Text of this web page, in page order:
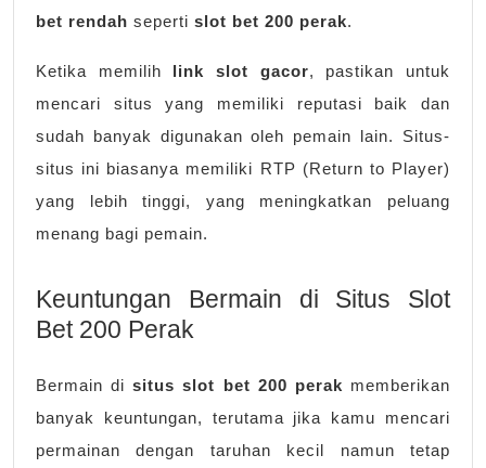
bet rendah seperti slot bet 200 perak.
Ketika memilih link slot gacor, pastikan untuk
mencari situs yang memiliki reputasi baik dan
sudah banyak digunakan oleh pemain lain. Situs-
situs ini biasanya memiliki RTP (Return to Player)
yang lebih tinggi, yang meningkatkan peluang
menang bagi pemain.
Keuntungan Bermain di Situs Slot
Bet 200 Perak
Bermain disitus slot bet 200 perak memberikan
banyak keuntungan, terutama jika kamu mencari
permainan dengan taruhan kecil namun tetap